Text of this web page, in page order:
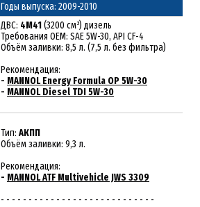
Годы выпуска: 2009-2010
ДВС: 4M41(3200 см³) дизель
Требования ОЕМ: SAE 5W-30, API CF-4
Объём заливки: 8,5 л. (7,5 л. без фильтра)
Рекомендация:
- MANNOL Energy Formula OP 5W-30
- MANNOL Diesel TDI 5W-30
Тип: АКПП
Объём заливки: 9,3 л.
Рекомендация:
- MANNOL ATF Multivehicle JWS 3309
- - - - - - - - - - - - - - - - - - - - - - - - - - - -